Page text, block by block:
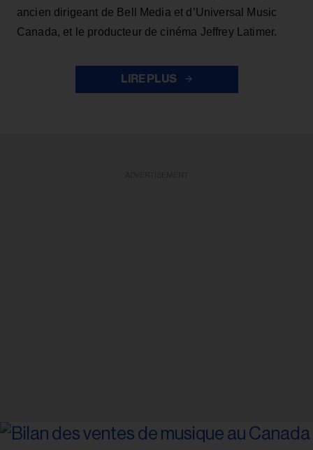
ancien dirigeant de Bell Media et d’Universal Music
Canada, et le producteur de cinéma Jeffrey Latimer.
LIRE PLUS